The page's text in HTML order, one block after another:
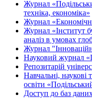
Журнал
техніка, економіка»
Журнал
Журнал «Інститут
аналіз в умовах
Журнал
Науковий журнал
Репозитарій
Навчальні, наукові
освіти
Доступ до баз